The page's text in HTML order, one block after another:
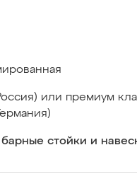
или премиум
стойки и